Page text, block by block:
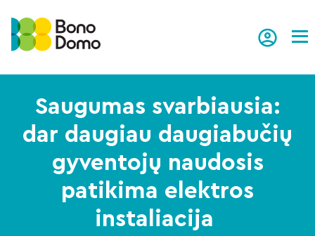
Saugumas svarbiausia:
dar daugiau daugiabučių
gyventojų naudosis
patikima elektros
instaliacija